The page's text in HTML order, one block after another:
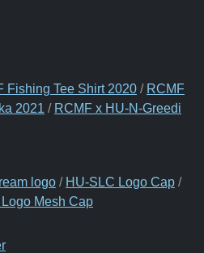
Fishing Tee Shirt 2020 / RCMF
2021 / RCMF x HU-N-Greedi
logo / HU-SLC Logo Cap /
Mesh Cap